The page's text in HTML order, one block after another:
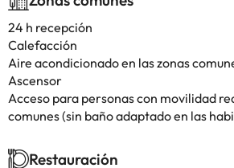
24 h recepción
Calefacción
Aire acondicionado en las zonas
Ascensor
Acceso para personas con movilidad
comunes (sin baño adaptado en las
Restauración